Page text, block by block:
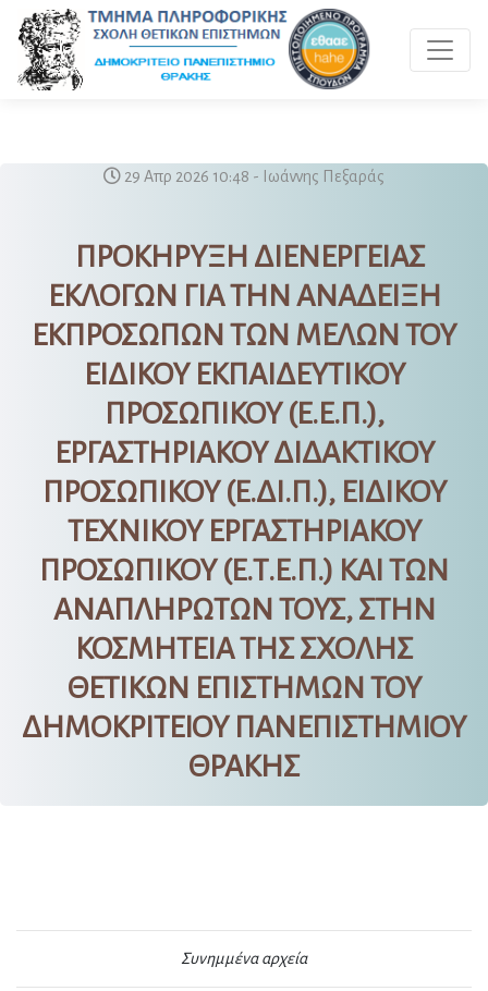
29 Απρ 2026 10:48 - Ιωάννης Πεξαράς
ΠΡΟΚΗΡΥΞΗ ΔΙΕΝΕΡΓΕΙΑΣ
ΕΚΛΟΓΩΝ ΓΙΑ ΤΗΝ ΑΝΑΔΕΙΞΗ
ΕΚΠΡΟΣΩΠΩΝ ΤΩΝ ΜΕΛΩΝ ΤΟΥ
ΕΙΔΙΚΟΥ ΕΚΠΑΙΔΕΥΤΙΚΟΥ
ΠΡΟΣΩΠΙΚΟΥ (Ε.Ε.Π.),
ΕΡΓΑΣΤΗΡΙΑΚΟΥ ΔΙΔΑΚΤΙΚΟΥ
ΠΡΟΣΩΠΙΚΟΥ (Ε.ΔΙ.Π.), ΕΙΔΙΚΟΥ
ΤΕΧΝΙΚΟΥ ΕΡΓΑΣΤΗΡΙΑΚΟΥ
ΠΡΟΣΩΠΙΚΟΥ (Ε.Τ.Ε.Π.) ΚΑΙ ΤΩΝ
ΑΝΑΠΛΗΡΩΤΩΝ ΤΟΥΣ, ΣΤΗΝ
ΚΟΣΜΗΤΕΙΑ ΤΗΣ ΣΧΟΛΗΣ
ΘΕΤΙΚΩΝ ΕΠΙΣΤΗΜΩΝ ΤΟΥ
ΔΗΜΟΚΡΙΤΕΙΟΥ ΠΑΝΕΠΙΣΤΗΜΙΟΥ
ΘΡΑΚΗΣ
Συνημμένα αρχεία